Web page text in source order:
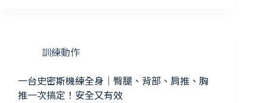
訓練動作
一台史密斯機練全身｜臀腿、背部、肩推、胸
推一次搞定！安全又有效